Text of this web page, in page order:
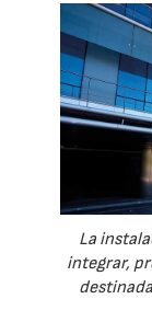
La
integrar,